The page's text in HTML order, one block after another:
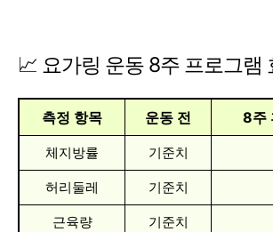
📈 요가링 운동 8주 프로그램
측정 항목 운동 전 8주
체지방률 기준치
허리둘레 기준치
근육량 기준치